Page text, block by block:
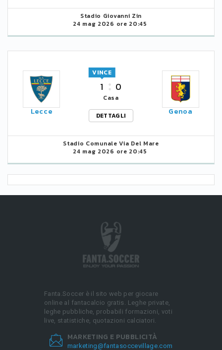
Stadio Giovanni Zin
24 mag 2026 ore 20:45
Lecce
1
VINCE
0
Casa
DETTAGLI
Genoa
Stadio Comunale Via Del Mare
24 mag 2026 ore 20:45
Fanta.Soccer è il sito web per giocare
online al fantacalcio gratis. Leghe private,
leghe pubbliche, probabili formazioni, voti
live, statistiche, quotazioni calciatori.
MARKETING E PUBBLICITÀ
marketing@fantasoccevillage.com